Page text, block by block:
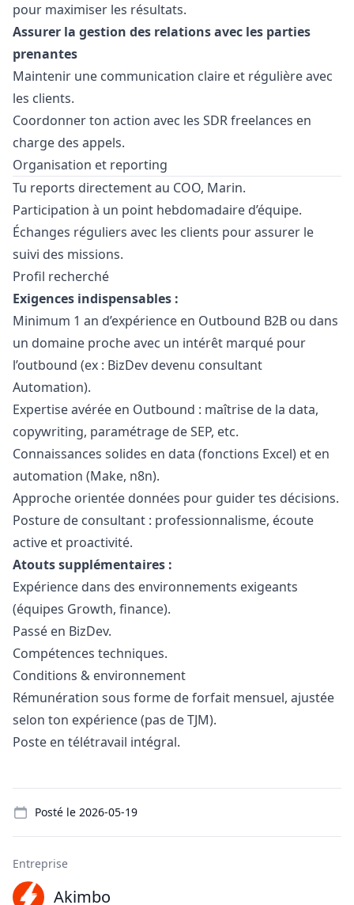
pour maximiser les résultats.
Assurer la gestion des relations avec les parties
prenantes
Maintenir une communication claire et régulière avec
les clients.
Coordonner ton action avec les SDR freelances en
charge des appels.
Organisation et reporting
Tu reports directement au COO, Marin.
Participation à un point hebdomadaire d’équipe.
Échanges réguliers avec les clients pour assurer le
suivi des missions.
Profil recherché
Exigences indispensables :
Minimum 1 an d’expérience en Outbound B2B ou dans
un domaine proche avec un intérêt marqué pour
l’outbound (ex : BizDev devenu consultant
Automation).
Expertise avérée en Outbound : maîtrise de la data,
copywriting, paramétrage de SEP, etc.
Connaissances solides en data (fonctions Excel) et en
automation (Make, n8n).
Approche orientée données pour guider tes décisions.
Posture de consultant : professionnalisme, écoute
active et proactivité.
Atouts supplémentaires :
Expérience dans des environnements exigeants
(équipes Growth, finance).
Passé en BizDev.
Compétences techniques.
Conditions & environnement
Rémunération sous forme de forfait mensuel, ajustée
selon ton expérience (pas de TJM).
Poste en télétravail intégral.
Posté le 2026-05-19
Entreprise
Akimbo